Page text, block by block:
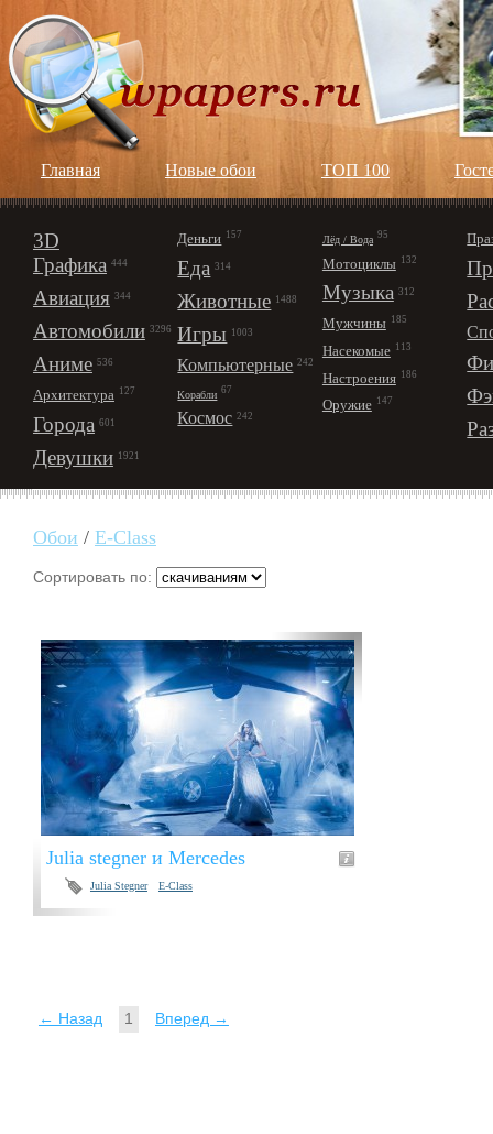
Главная Новые обои ТОП 100
3D
Графика 444
Авиация 344
Автомобили 3296
Аниме 536
Архитектура 127
Города 601
Девушки 1921
Деньги 157
Еда 314
Животные 1488
Игры 1003
Компьютерные 242
Корабли 67
Космос 242
Лёд / Вода 95
Мотоциклы 132
Музыка 312
Мужчины 185
Насекомые 113
Настроения 186
Оружие 147
Обои / E-Class
Сортировать по:
Julia stegner и Mercedes
Julia Stegner E-Class
← Назад 1 Вперед →